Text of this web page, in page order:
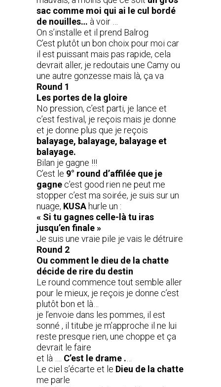
sac comme moi qui ai le cul bordé
de nouilles… à voir …
On s’installe et il prend Balrog
C’est plutôt un bon choix pour moi car
il est puissant mais pas rapide, cela
devrait aller, je redoutais une Camy ou
une autre gonzesse mais là, ça va
Round 1
Les portes de la gloire
No pression, c’est parti, je lance et
c’est festival, je reçois mais je donne
et je donne plus que je reçois
balayage, balayage, balayage et
balayage.
Bilan je gagne !!!
C’est le 9° round d’affilée que je
gagne c’est good rien ne peut me
stopper c’est ma soirée, je suis sur un
nuage, KUSA hurle un :
« Si tu gagnes celle-là tu iras
jusqu’en finale »
Je suis une vraie pile je vais le détruire
Round 2
Ou comment le dieu de la chatte
décide de rire du destin
Le round commence tout semble aller
pour le mieux, je reçois je donne c’est
plutôt bon et là…
je l’envoie dans les pommes, il est
sonné , il titube je m’approche il ne lui
reste presque rien, une choppe et ça
devrait le faire
et là …. C’est le drame .
Le ciel s’écarte et le Dieu de la chatte
me parle